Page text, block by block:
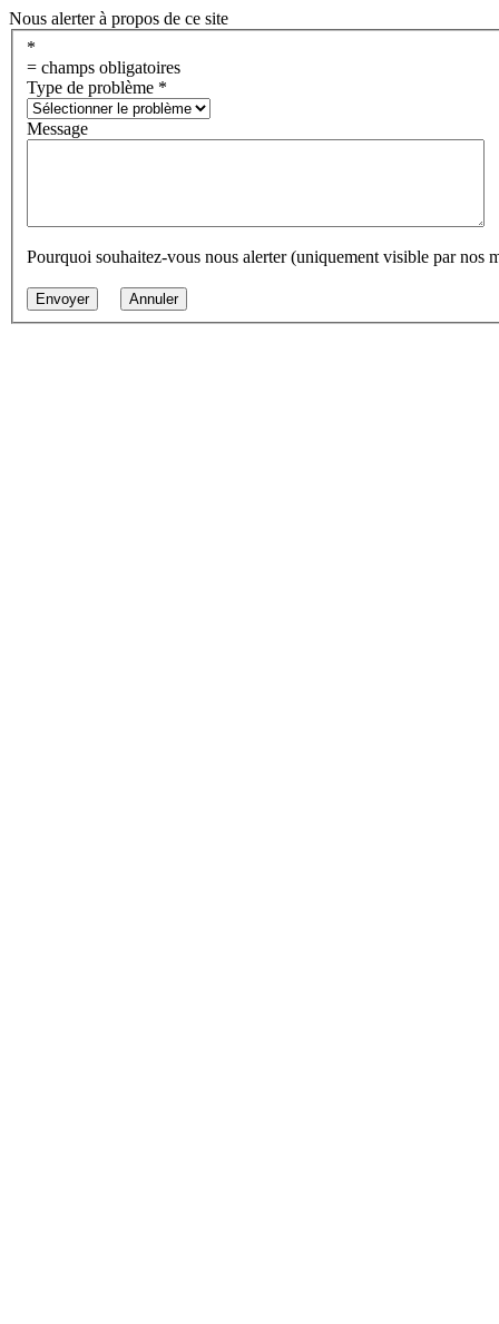
Nous alerter à propos de ce site
*
= champs obligatoires
Type de problème *
Message
Pourquoi souhaitez-vous nous alerter (uniquement visible par nos